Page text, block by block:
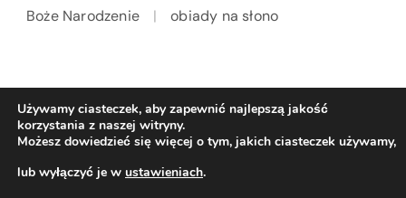
Boże Narodzenie
obiady na słono
Używamy ciasteczek, aby zapewnić najlepszą jakość
korzystania z naszej witryny.
Możesz dowiedzieć się więcej o tym, jakich ciasteczek używamy,
lub wyłączyć je w ustawieniach.